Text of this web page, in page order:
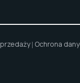
Ochrona